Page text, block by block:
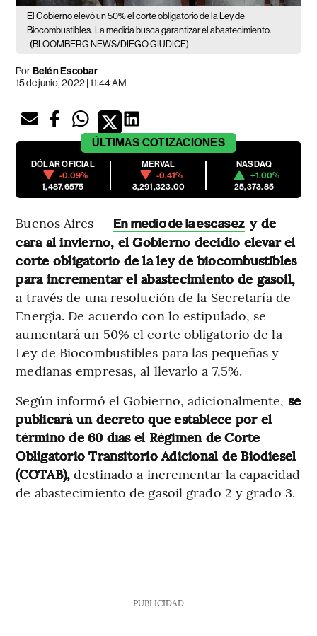
El Gobierno elevó un 50% el corte obligatorio de la Ley de
Biocombustibles. La medida busca garantizar el abastecimiento.
(BLOOMBERG NEWS/DIEGO GIUDICE)
PorBelén Escobar
15 de junio, 2022 | 11:44 AM
ÚLTIMAS COTIZACIONES
DÓLAR OFICIAL
-0.09%
1,487.6575
MERVAL
-0.41%
3,291,323.00
NASDAQ
+1.00%
25,373.85
Buenos Aires — En medio de la escasez y de
cara al invierno, el Gobierno decidió elevar el
corte obligatorio de la ley de biocombustibles
para incrementar el abastecimiento de gasoil,
a través de una resolución de la Secretaría de
Energía. De acuerdo con lo estipulado, se
aumentará un 50% el corte obligatorio de la
Ley de Biocombustibles para las pequeñas y
medianas empresas, al llevarlo a 7,5%.
Según informó el Gobierno, adicionalmente, se
publicará un decreto que establece por el
término de 60 días el Régimen de Corte
Obligatorio Transitorio Adicional de Biodiesel
(COTAB), destinado a incrementar la capacidad
de abastecimiento de gasoil grado 2 y grado 3.
PUBLICIDAD